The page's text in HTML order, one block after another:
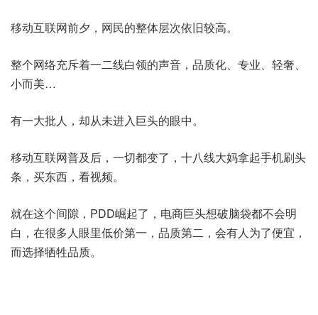
移动互联网前夕，网民的整体层次依旧较高。
整个网络充斥着一二线白领的声音，品质化、专业、轻奢、
小而美…
有一大批人，却从未进入巨头的眼中。
移动互联网普及后，一切都变了，十八线大妈拿起手机刷头
条，买东西，看视频。
就在这个间隙，PDD崛起了，电商巨头想破脑袋都不会明
白，在很多人眼里低价第一，品质第二，会有人为了便宜，
而选择牺牲品质。